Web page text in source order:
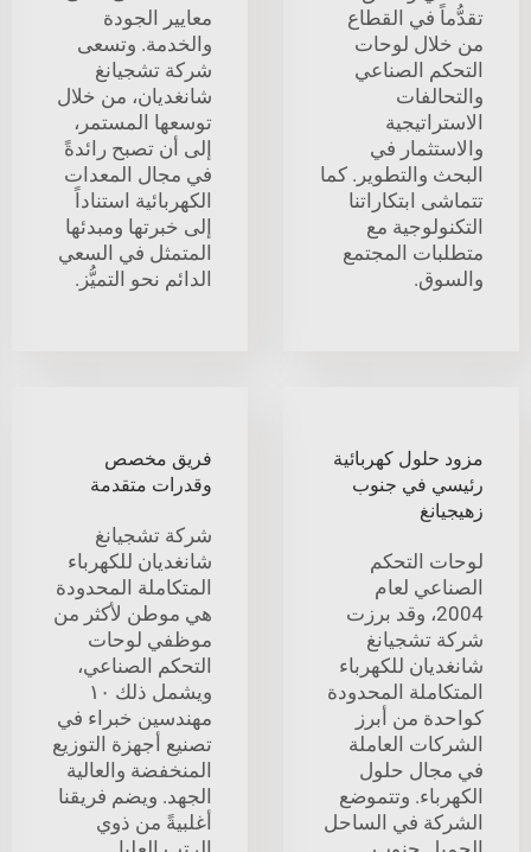
تقدُّماً في القطاع
من خلال لوحات
التحكم الصناعي
والتحالفات
الاستراتيجية
والاستثمار في
البحث والتطوير. كما
تتماشى ابتكاراتنا
التكنولوجية مع
متطلبات المجتمع
والسوق.
معايير الجودة
والخدمة. وتسعى
شركة تشجيانغ
شانغديان، من خلال
توسعها المستمر،
إلى أن تصبح رائدةً
في مجال المعدات
الكهربائية استناداً
إلى خبرتها ومبدئها
المتمثل في السعي
الدائم نحو التميُّز.
مزود حلول كهربائية
رئيسي في جنوب
زهيجيانغ
لوحات التحكم
الصناعي لعام
2004، وقد برزت
شركة تشجيانغ
شانغديان للكهرباء
المتكاملة المحدودة
كواحدة من أبرز
الشركات العاملة
في مجال حلول
الكهرباء. وتتموضع
الشركة في الساحل
فريق مخصص
وقدرات متقدمة
شركة تشجيانغ
شانغديان للكهرباء
المتكاملة المحدودة
هي موطن لأكثر من
موظفي لوحات
التحكم الصناعي،
ويشمل ذلك ١٠
مهندسين خبراء في
تصنيع أجهزة التوزيع
المنخفضة والعالية
الجهد. ويضم فريقنا
أغلبيةً من ذوي